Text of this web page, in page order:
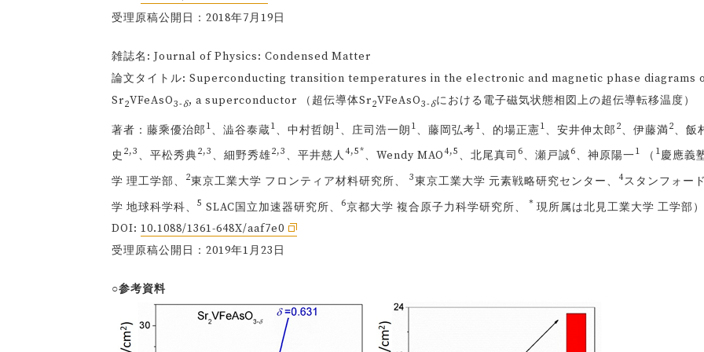
受理原稿公開日：2018年7月19日
雑誌名: Journal of Physics: Condensed Matter
論文タイトル: Superconducting transition temperatures in the electronic and magnetic phase diagrams
Sr2VFeAsO3-δ, a superconductor （超伝導体Sr2VFeAsO3-δにおける電子磁気状態相図上の超伝導転移温度）
著者：藤乘優治郎 1、澁谷泰蔵1、中村哲朗 1、庄司浩一朗 1、藤岡弘考1、的場正憲1、安井伸太郎 2、伊藤満2、飯
史 2,3 、平松秀典2,3 、細野秀雄2,3 、平井慈人 4,5*、Wendy MAO 4,5 、北尾真司 6、瀬戸誠6、神原陽一1 （ 1慶應義
学 理工学部、
2東京工業大学 フロンティア材料研究所、 3東京工業大学 元素戦略研究センター、 4スタンフォー
学 地球科学科、 5 SLAC国立加速器研究所、 6京都大学 複合原子力科学研究所、 ＊ 現所属は北見工業大学 工学部）
DOI: 10.1088/1361-648X/aaf7e0
受理原稿公開日：2019年1月23日
○参考資料